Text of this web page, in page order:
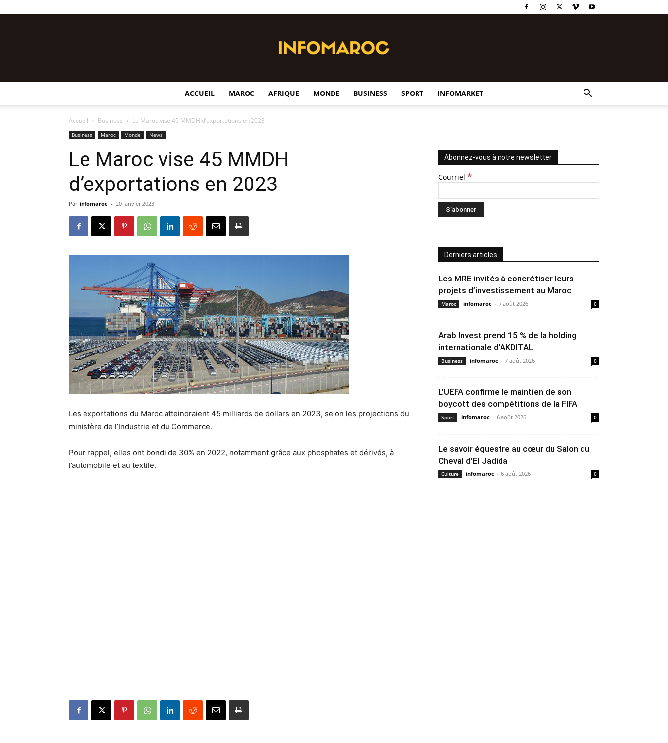
ACCUEIL MAROC AFRIQUE MONDE BUSINESS SPORT INFOMARKET
Accueil Business Le Maroc vise 45 MMDH d’exportations en 2023
Business Maroc Monde News
Le Maroc vise 45 MMDH
d’exportations en 2023
Par infomaroc - 20 janvier 2023
Les exportations du Maroc atteindraient 45 milliards de dollars en 2023, selon les projections du
ministère de l’Industrie et du Commerce.
Pour rappel, elles ont bondi de 30% en 2022, notamment grâce aux phosphates et dérivés, à
l’automobile et au textile.
Abonnez-vous à notre newsletter
Courriel *
Derniers articles
Les MRE invités à concrétiser leurs
projets d’investissement au Maroc
Maroc infomaroc - 7 août 2026 0
Arab Invest prend 15 % de la holding
internationale d’AKDITAL
Business infomaroc - 7 août 2026 0
L’UEFA confirme le maintien de son
boycott des compétitions de la FIFA
Sport infomaroc - 6 août 2026 0
Le savoir équestre au cœur du Salon du
Cheval d’El Jadida
Culture infomaroc - 6 août 2026 0